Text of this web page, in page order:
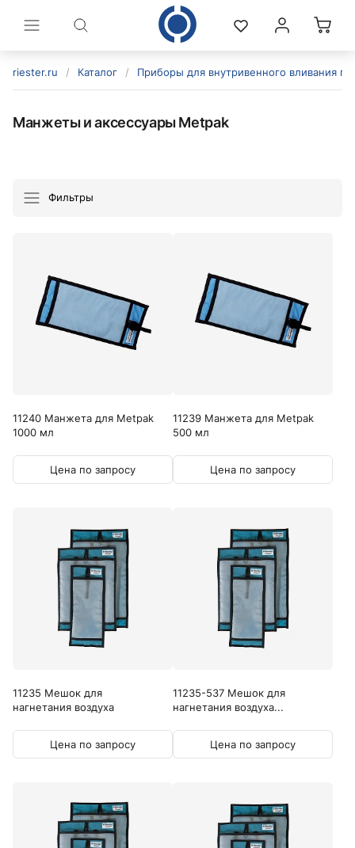
riester.ru / Каталог / Приборы для внутривенного вливания
Манжеты и аксессуары Metpak
Фильтры
11240 Манжета для Metpak
1000 мл
Цена по запросу
11239 Манжета для Metpak
500 мл
Цена по запросу
11235 Мешок для
нагнетания воздуха
Цена по запросу
11235-537 Мешок для
нагнетания воздуха...
Цена по запросу
политикой конфиденциальности